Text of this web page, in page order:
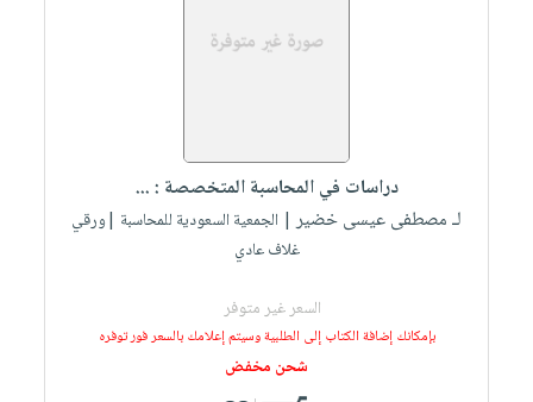
دراسات في المحاسبة المتخصصة : ...
لـ مصطفى عيسى خضير| الجمعية السعودية للمحاسبة |ورقي
غلاف عادي
السعر غير متوفر
بإمكانك إضافة الكتاب إلى الطلبية وسيتم إعلامك بالسعر فور توفره
شحن مخفض